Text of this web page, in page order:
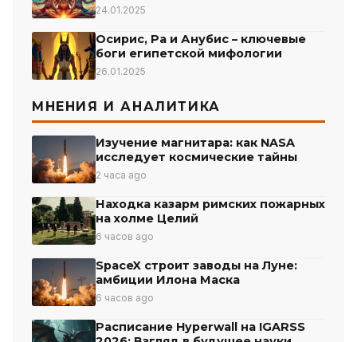
24.01.2025
Осирис, Ра и Анубис – ключевые
боги египетской мифологии
26.01.2025
МНЕНИЯ И АНАЛИТИКА
Изучение магнитара: как NASA
исследует космические тайны
2 часа ago
Находка казарм римских пожарных
на холме Целий
6 часов ago
SpaceX строит заводы на Луне:
амбиции Илона Маска
6 часов ago
Расписание Hyperwall на IGARSS